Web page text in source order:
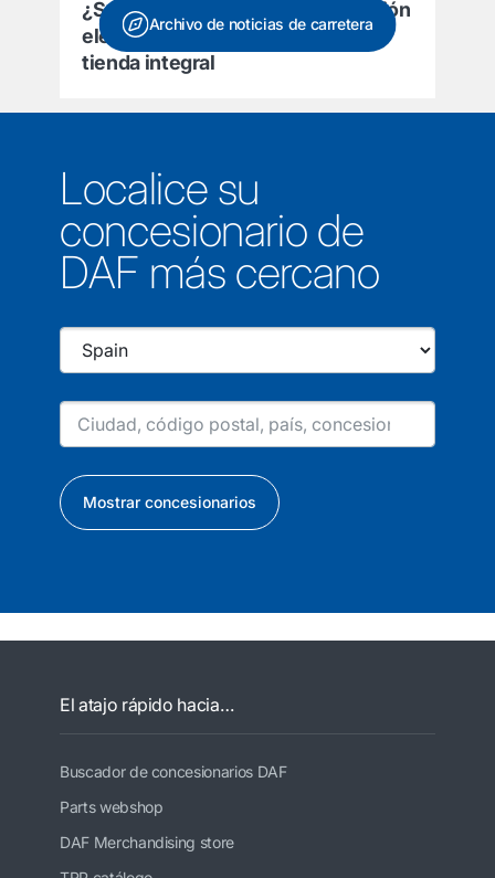
¿Se ha decidido a pasarse al camión
eléctrico? No se pierda nuestra
tienda integral
Archivo de noticias de carretera
Localice su
concesionario de
DAF más cercano
Mostrar concesionarios
El atajo rápido hacia…
Buscador de concesionarios DAF
Parts webshop
DAF Merchandising store